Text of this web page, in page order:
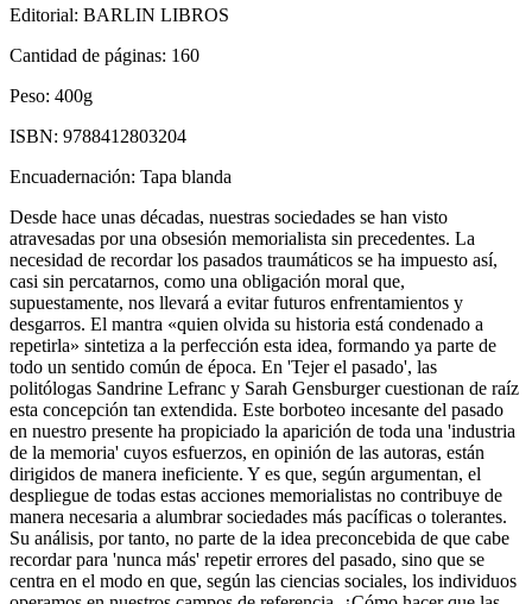
Editorial: BARLIN LIBROS
Cantidad de páginas: 160
Peso: 400g
ISBN: 9788412803204
Encuadernación: Tapa blanda
Desde hace unas décadas, nuestras sociedades se han visto
atravesadas por una obsesión memorialista sin precedentes. La
necesidad de recordar los pasados traumáticos se ha impuesto así,
casi sin percatarnos, como una obligación moral que,
supuestamente, nos llevará a evitar futuros enfrentamientos y
desgarros. El mantra «quien olvida su historia está condenado a
repetirla» sintetiza a la perfección esta idea, formando ya parte de
todo un sentido común de época. En 'Tejer el pasado', las
politólogas Sandrine Lefranc y Sarah Gensburger cuestionan de raíz
esta concepción tan extendida. Este borboteo incesante del pasado
en nuestro presente ha propiciado la aparición de toda una 'industria
de la memoria' cuyos esfuerzos, en opinión de las autoras, están
dirigidos de manera ineficiente. Y es que, según argumentan, el
despliegue de todas estas acciones memorialistas no contribuye de
manera necesaria a alumbrar sociedades más pacíficas o tolerantes.
Su análisis, por tanto, no parte de la idea preconcebida de que cabe
recordar para 'nunca más' repetir errores del pasado, sino que se
centra en el modo en que, según las ciencias sociales, los individuos